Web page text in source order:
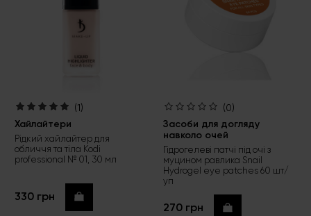
(1)
Хайлайтери
Рідкий хайлайтер для
обличчя та тіла Kodi
professional № 01, 30 мл
330 грн Купити
(0)
Засоби для догляду
навколо очей
Гідрогелеві патчі під очі з
муцином равлика Snail
Hydrogel eye patches 60 шт/
уп
270 грн Купити